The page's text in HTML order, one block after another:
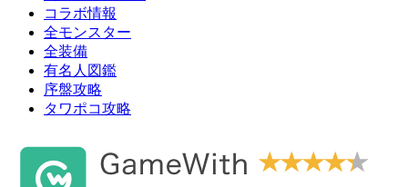
コラボ情報
全モンスター
全装備
有名人図鑑
序盤攻略
タワポコ攻略